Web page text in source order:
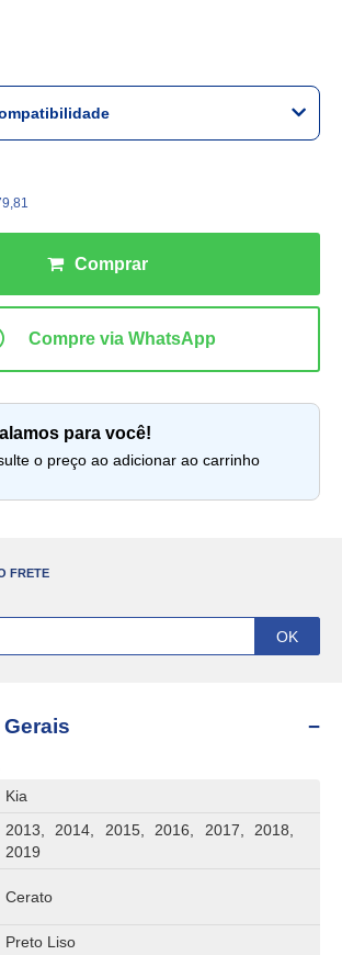
para você!
o preço ao adicionar ao carrinho
FRETE
Kia
2013, 2014, 2015, 2016, 2017, 2018,
2019
Cerato
Preto Liso